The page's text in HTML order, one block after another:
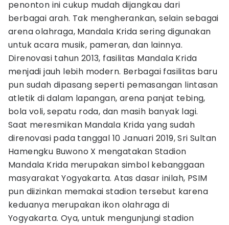
penonton ini cukup mudah dijangkau dari
berbagai arah. Tak mengherankan, selain sebagai
arena olahraga, Mandala Krida sering digunakan
untuk acara musik, pameran, dan lainnya.
Direnovasi tahun 2013, fasilitas Mandala Krida
menjadi jauh lebih modern. Berbagai fasilitas baru
pun sudah dipasang seperti pemasangan lintasan
atletik di dalam lapangan, arena panjat tebing,
bola voli, sepatu roda, dan masih banyak lagi.
Saat meresmikan Mandala Krida yang sudah
direnovasi pada tanggal 10 Januari 2019, Sri Sultan
Hamengku Buwono X mengatakan Stadion
Mandala Krida merupakan simbol kebanggaan
masyarakat Yogyakarta. Atas dasar inilah, PSIM
pun diizinkan memakai stadion tersebut karena
keduanya merupakan ikon olahraga di
Yogyakarta. Oya, untuk mengunjungi stadion